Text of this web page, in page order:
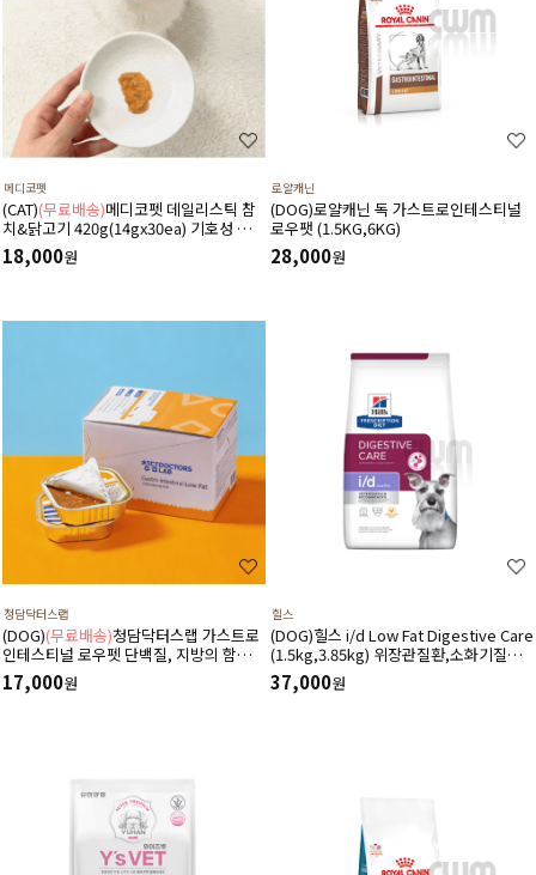
메디코펫
(CAT)(무료배송)메디코펫 데일리스틱 참
치&닭고기 420g(14gx30ea) 기호성 좋은
저나트륨 하루 종합 영양제 츄르
18,000원
로얄캐닌
(DOG)로얄캐닌 독 가스트로인테스티널
로우팻 (1.5KG,6KG)
28,000원
청담닥터스랩
(DOG)(무료배송)청담닥터스랩 가스트로
인테스티널 로우펫 단백질, 지방의 함량을
줄인 습식 캔사료 600g(100gx6ea) 저지
방처방습식,췌장염 ,소화기질환,고지혈
17,000원
힐스
(DOG)힐스 i/d Low Fat Digestive Care
(1.5kg,3.85kg) 위장관질환,소화기질환,
췌장염-처방식,처방사료
37,000원